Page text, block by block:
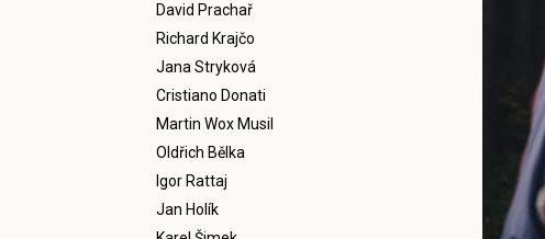
David Prachař
Richard Krajčo
Jana Stryková
Cristiano Donati
Martin Wox Musil
Oldřich Bělka
Igor Rattaj
Jan Holík